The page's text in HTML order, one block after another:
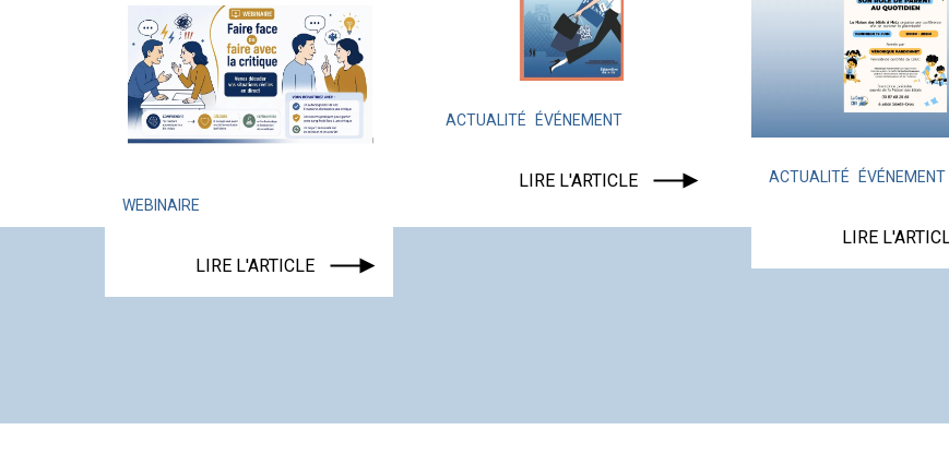
LIRE L'ARTICLE
ACTUALITÉ ÉVÉNEMENT
LIRE L'ARTICLE ACTUALITÉ ÉVÉNEMENT
LIRE L'ARTICLE